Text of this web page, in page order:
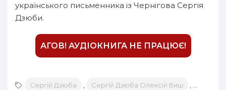
українського письменника із Чернігова Сергія
Дзюби.
АГОВ! АУДІОКНИГА НЕ ПРАЦЮЄ!
Сергій Дзюба Сергій Дзюба Олексій Биш